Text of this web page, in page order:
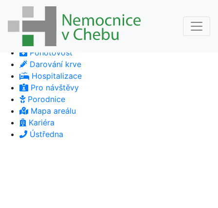
Pohotovost
Darování krve
Hospitalizace
Pro návštěvy
Porodnice
Mapa areálu
Kariéra
Ústředna